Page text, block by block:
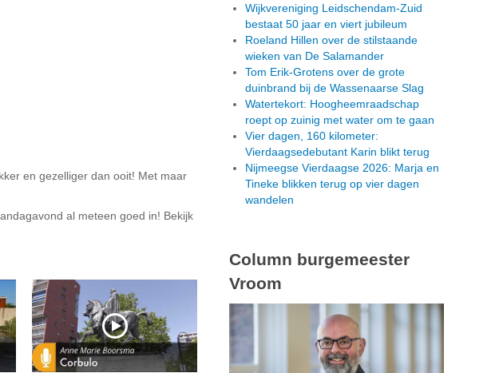
en gezelliger dan ooit! Met maar
al meteen goed in! Bekijk
Wijkvereniging Leidschendam-Zuid
bestaat 50 jaar en viert jubileum
Roeland Hillen over de stilstaande
wieken van De Salamander
Tom Erik-Grotens over de grote
duinbrand bij de Wassenaarse Slag
Watertekort: Hoogheemraadschap
roept op zuinig met water om te gaan
Vier dagen, 160 kilometer:
Vierdaagsedebutant Karin blikt terug
Nijmeegse Vierdaagse 2026: Marja en
Tineke blikken terug op vier dagen
wandelen
Column burgemeester
Vroom